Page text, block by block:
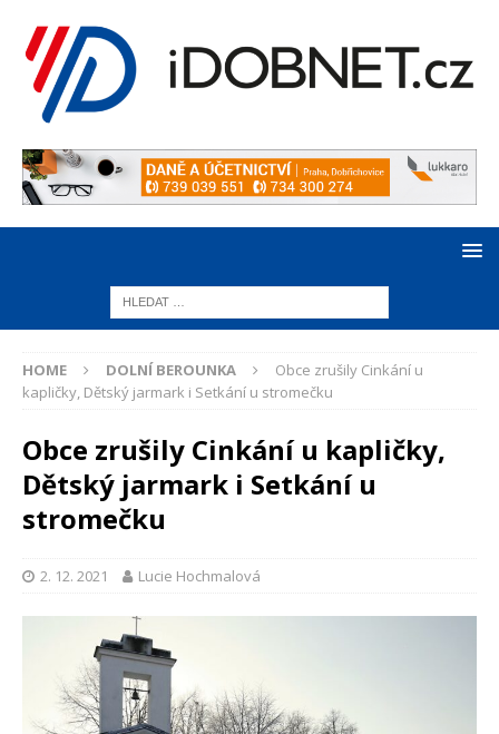
HOME DOLNÍ BEROUNKA
Obce zrušily Cinkání u
kapličky, Dětský jarmark i Setkání u stromečku
Obce zrušily Cinkání u kapličky,
Dětský jarmark i Setkání u
stromečku
2. 12. 2021 Lucie Hochmalová